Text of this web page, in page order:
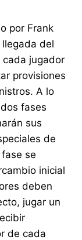
por Frank
del
jugador
provisiones
A lo
fases
sus
de
se
inicial
deben
jugar un
de cada